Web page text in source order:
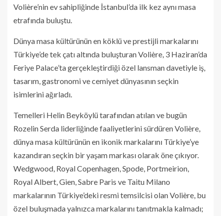
Volière’nin ev sahipliğinde İstanbul’da ilk kez aynı masa
etrafında buluştu.
Dünya masa kültürünün en köklü ve prestijli markalarını
Türkiye’de tek çatı altında buluşturan Volière, 3 Haziran’da
Feriye Palace’ta gerçekleştirdiği özel lansman davetiyle iş,
tasarım, gastronomi ve cemiyet dünyasının seçkin
isimlerini ağırladı.
Temelleri Helin Beyköylü tarafından atılan ve bugün
Rozelin Serda liderliğinde faaliyetlerini sürdüren Volière,
dünya masa kültürünün en ikonik markalarını Türkiye’ye
kazandıran seçkin bir yaşam markası olarak öne çıkıyor.
Wedgwood, Royal Copenhagen, Spode, Portmeirion,
Royal Albert, Gien, Sabre Paris ve Taitu Milano
markalarının Türkiye’deki resmi temsilcisi olan Volière, bu
özel buluşmada yalnızca markalarını tanıtmakla kalmadı;